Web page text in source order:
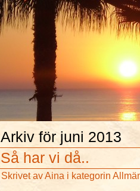
Arkiv för juni 2013
Så har vi då..
Skrivet avAina i kategorin